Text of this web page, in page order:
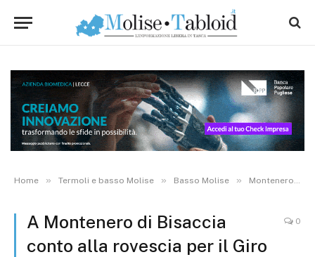
Home » Termoli e basso Molise » Basso Molise » Montenero di Bisaccia
A Montenero di Bisaccia
conto alla rovescia per il Giro
0